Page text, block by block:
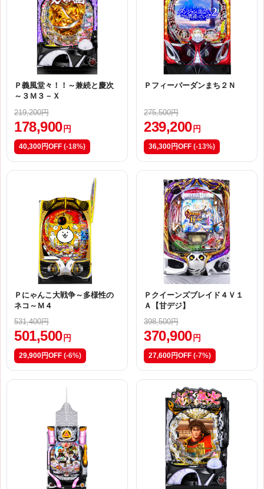
Ｐ義風堂々！！～兼続と慶次
～３Ｍ３－Ｘ
219,200円
178,900 円
40,300円OFF (-18%)
Ｐフィーバーダンまち２Ｎ
275,500円
239,200 円
36,300円OFF (-13%)
Ｐにゃんこ大戦争～多様性の
ネコ～Ｍ４
531,400円
501,500 円
29,900円OFF (-6%)
Ｐクイーンズブレイド４Ｖ１
Ａ【甘デジ】
398,500円
370,900 円
27,600円OFF (-7%)